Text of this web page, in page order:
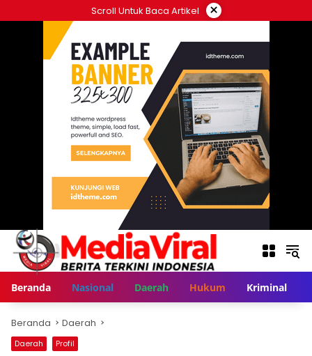
ke
Scroll Untuk Baca Artikel ×
Beranda Nasional Daerah Hukum Kriminal
Beranda Daerah
Daerah Profil